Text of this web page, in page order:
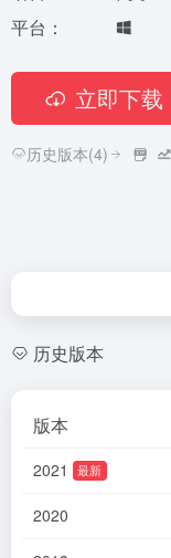
平台：
立即下载
历史版本(4)
历史版本
版本
2021 最新
2020